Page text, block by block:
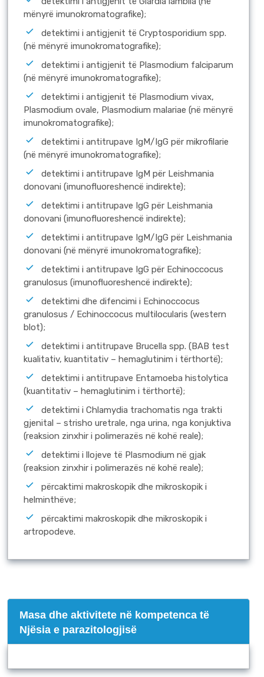
mënyrë imunokromatografike);
detektimi i antigjenit të Crуptosporidium spp.
(në mënyrë imunokromatografike);
detektimi i antigjenit të Plasmodium falciparum
(në mënyrë imunokromatografike);
detektimi i antigjenit të Plasmodium vivax,
Plasmodium ovale, Plasmodium malariae (në mënyrë
imunokromatografike);
detektimi i antitrupave IgM/IgG për mikrofilarie
(në mënyrë imunokromatografike);
detektimi i antitrupave IgM për Leishmania
donovani (imunofluoreshencë indirekte);
detektimi i antitrupave IgG për Leishmania
donovani (imunofluoreshencë indirekte);
detektimi i antitrupave IgM/IgG për Leishmania
donovani (në mënyrë imunokromatografike);
detektimi i antitrupave IgG për Echinoccocus
granulosus (imunofluoreshencë indirekte);
detektimi dhe difencimi i Echinoccocus
granulosus / Echinoccocus multilocularis (western
blot);
detektimi i antitrupave Brucella spp. (BAB test
kualitativ, kuantitativ – hemaglutinim i tërthortë);
detektimi i antitrupave Entamoeba histolytica
(kuantitativ – hemaglutinim i tërthortë);
detektimi i Chlamydia trachomatis nga trakti
gjenital – strisho uretrale, nga urina, nga konjuktiva
(reaksion zinxhir i polimerazës në kohë reale);
detektimi i llojeve të Plasmodium në gjak
(reaksion zinxhir i polimerazës në kohë reale);
përcaktimi makroskopik dhe mikroskopik i
helminthëve;
përcaktimi makroskopik dhe mikroskopik i
artropodeve.
Masa dhe aktivitete në kompetenca të
Njësia e parazitologjisë